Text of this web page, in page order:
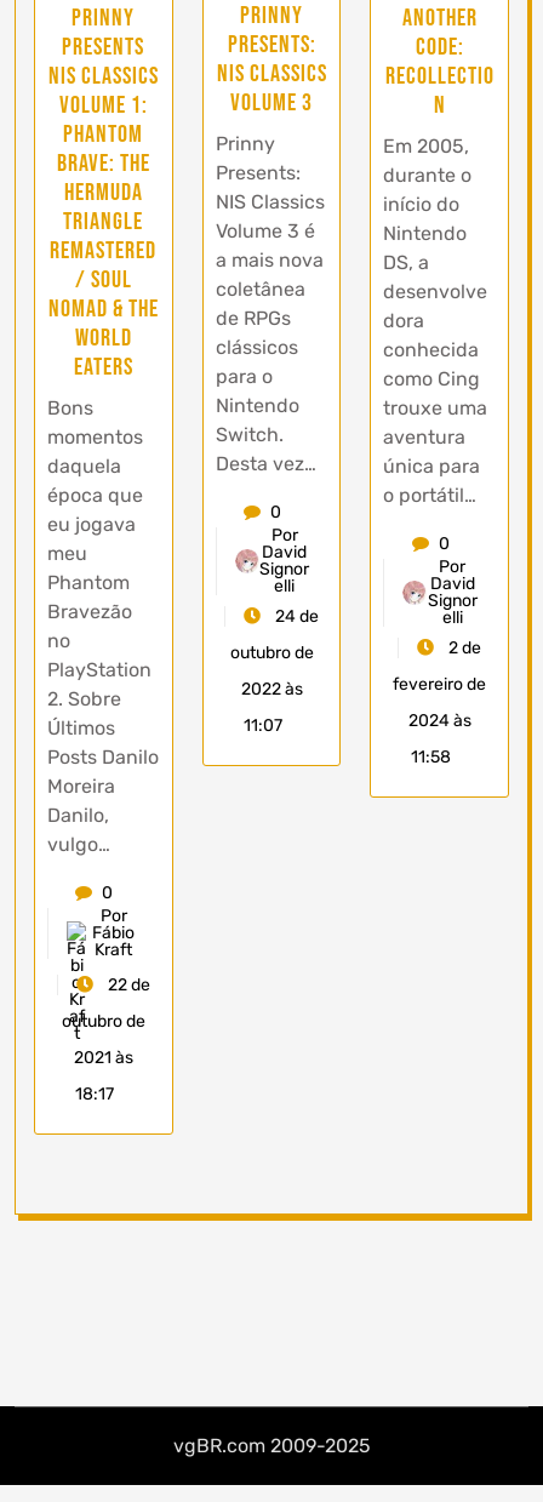
Prinny
Presents
NIS Classics
Volume 1:
Phantom
Brave: The
Hermuda
Triangle
Remastered
/ Soul
Nomad & the
World
Eaters
Bons
momentos
daquela
época que
eu jogava
meu
Phantom
Bravezão
no
PlayStation
2. Sobre
Últimos
Posts Danilo
Moreira
Danilo,
vulgo…
0
Por
Fábio
Kraft
22 de
outubro de
2021 às
18:17
Prinny
Presents:
NIS Classics
Volume 3
Prinny
Presents:
NIS Classics
Volume 3 é
a mais nova
coletânea
de RPGs
clássicos
para o
Nintendo
Switch.
Desta vez…
0
Por
David
Signor
elli
24 de
outubro de
2022 às
11:07
Another
Code:
Recollectio
n
Em 2005,
durante o
início do
Nintendo
DS, a
desenvolve
dora
conhecida
como Cing
trouxe uma
aventura
única para
o portátil…
0
Por
David
Signor
elli
2 de
fevereiro de
2024 às
11:58
vgBR.com 2009-2025